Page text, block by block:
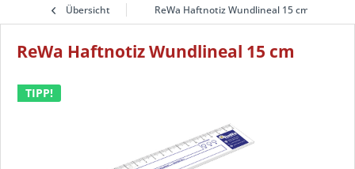
Übersicht ReWa Haftnotiz Wundlineal 15 cm
ReWa Haftnotiz Wundlineal 15 cm
TIPP!